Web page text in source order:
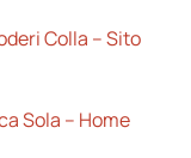
Colla – Sito
Sola – Home